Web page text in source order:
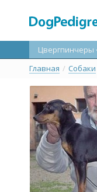
Цвергпинчеры
Главная / Собаки